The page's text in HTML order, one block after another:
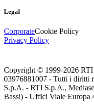
Legal
CorporateCookie Policy
Privacy Policy
Copyright © 1999-2026 RTI
03976881007 - Tutti i diritti
S.p.A. - RTI S.p.A.,
Bassi) - Uffici Viale Europa